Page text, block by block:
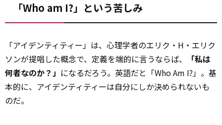
「Who am I?」という苦しみ
「アイデンティティー」は、心理学者のエリク・H・エリク
ソンが提唱した概念で、定義を端的に言うならば、
「私は
何者なのか？」 になるだろう。英語だと「Who Am I?」。基
本的に、アイデンティティーは自分にしか決められないも
のだ。